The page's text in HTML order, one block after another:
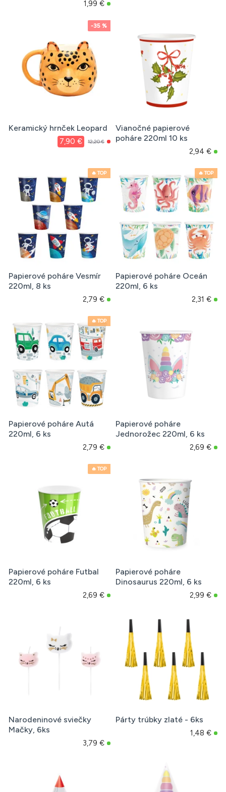
1,99 €
-35 %
Keramický hrnček Leopard
7,90 € 12,20 €
Vianočné papierové
poháre 220ml 10 ks
2,94 €
🔥 TOP
Papierové poháre Vesmír
220ml, 8 ks
2,79 €
🔥 TOP
Papierové poháre Oceán
220ml, 6 ks
2,31 €
🔥 TOP
Papierové poháre Autá
220ml, 6 ks
2,79 €
Papierové poháre
Jednorožec 220ml, 6 ks
2,69 €
🔥 TOP
Papierové poháre Futbal
220ml, 6 ks
2,69 €
Papierové poháre
Dinosaurus 220ml, 6 ks
2,99 €
Narodeninové sviečky
Mačky, 6ks
3,79 €
Párty trúbky zlaté - 6ks
1,48 €